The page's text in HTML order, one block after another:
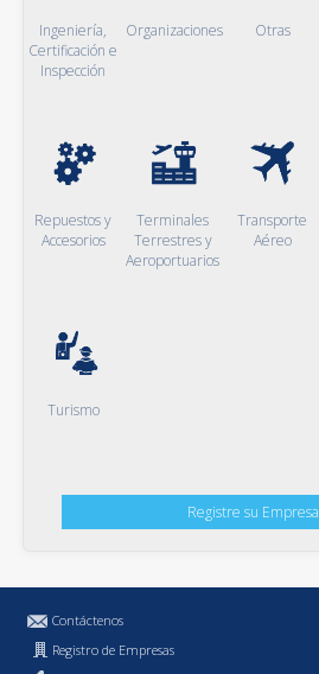
Ingeniería,
Certificación e
Inspección
Organizaciones Otras
Repuestos y
Accesorios
Terminales
Terrestres y
Aeroportuarios
Transporte
Aéreo
Turismo
Registre su Empresa
Contáctenos
Registro de Empresas